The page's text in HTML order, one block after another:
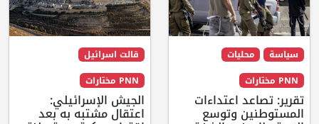
سياسة
محليات
PNN مختارات
تقرير: تصاعد اعتداءات
المستوطنين وتوسع
قالت اسرائيل
PNN مختارات
الجيش الإسرائيلي:
اعتقال مشتبه به بعد